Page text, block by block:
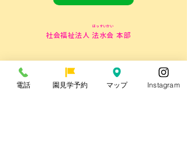
開催のお知らせ
社会福祉法人 法水会 本部
ほっすいかい
東所沢たんぽぽ駅前保育園
電話 園見学予約 マップ Instagram